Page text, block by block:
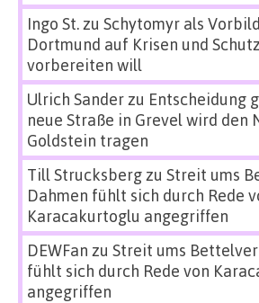
Ingo St.zu Schytomyr als
Dortmund auf Krisen und
vorbereiten will
Ulrich Sanderzu Entscheidung
neue Straße in Grevel wird den
Goldstein tragen
Till Strucksbergzu Streit ums
Dahmen fühlt sich durch Rede
Karacakurtoglu angegriffen
DEWFan zu Streit ums
fühlt sich durch Rede von
angegriffen